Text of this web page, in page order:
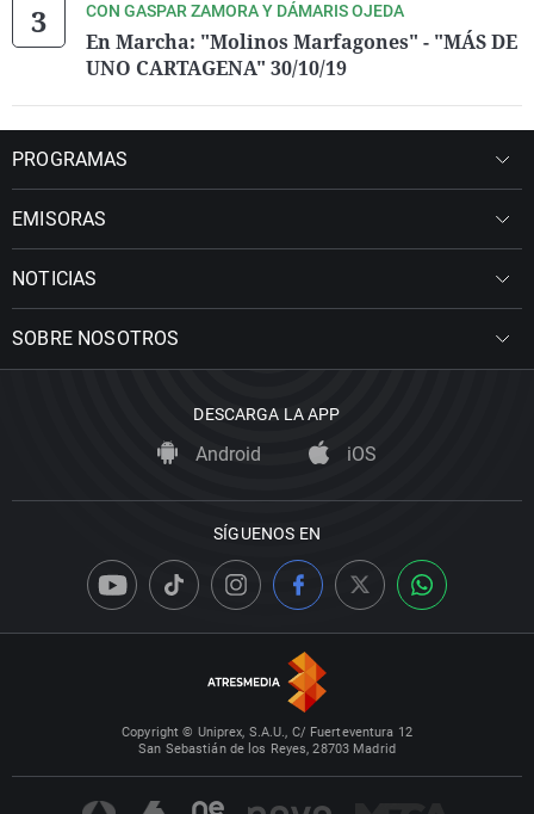
CON GASPAR ZAMORA Y DÁMARIS OJEDA
En Marcha: "Molinos Marfagones" - "MÁS DE
UNO CARTAGENA" 30/10/19
PROGRAMAS
EMISORAS
NOTICIAS
SOBRE NOSOTROS
DESCARGA LA APP
Android iOS
SÍGUENOS EN
Copyright © Uniprex, S.A.U., C/ Fuerteventura 12
San Sebastián de los Reyes, 28703 Madrid